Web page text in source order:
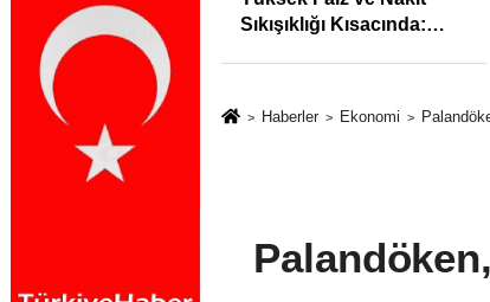
%31,75;
%50,49 olarak
Sıkışıklığı Kısacında:
Haberler Ekonomi